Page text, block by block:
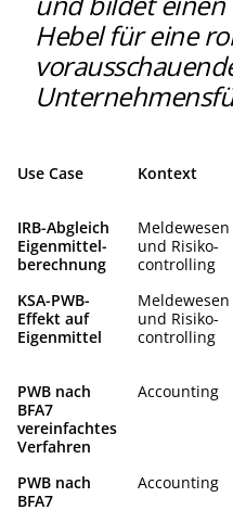
Hebel für eine
Use Case Kontext
IRB-Abgleich
Eigenmittel-
berechnung
Meldewesen
und Risiko-
controlling
KSA-PWB-
Effekt auf
Eigenmittel
Meldewesen
und Risiko-
controlling
PWB nach
BFA7
vereinfachtes
Verfahren
Accounting
PWB nach
BFA7
Accounting